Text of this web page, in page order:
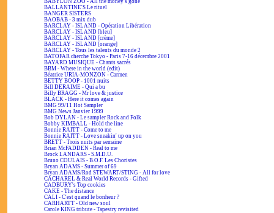
BABYLON ZOO - All the money's gone
BALLANTINE'S Le rituel
BANGER SISTERS
BAOBAB - 3 mix dub
BARCLAY - ISLAND - Opération Libération
BARCLAY - ISLAND [bleu]
BARCLAY - ISLAND [crème]
BARCLAY - ISLAND [orange]
BARCLAY - Tous les talents du monde 2
BATOFAR cherche Tokyo - Paris 7-16 décembre 2001
BAYARD MUSIQUE - Chants sacrés
BBM - Where in the world (edit)
Béatrice URIA-MONZON - Carmen
BETTY BOOP - 1001 nuits
Bill DERAIME - Qui a bu
Billy BRAGG - Mr love & justice
BLACK - Here it comes again
BMG 99/11 Hot Sampler
BMG News Janvier 1999
Bob DYLAN - Le sampler Rock and Folk
Bobby KIMBALL - Hold the line
Bonnie RAITT - Come to me
Bonnie RAITT - Love sneakin' up on you
BRETT - Trois nuits par semaine
Brian McFADDEN - Real to me
Brock LANDARS - S.M.D.U.
Bruno COULAIS - B.O.F. Les Choristes
Bryan ADAMS - Summer of 69
Bryan ADAMS/Rod STEWART/STING - All for love
CACHAREL & Real World Records - Gifted
CADBURY's Top cookies
CAKE - The distance
CALI - C'est quand le bonheur ?
CARHARTT - Old new soul
Carole KING tribute - Tapestry revisited